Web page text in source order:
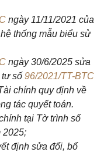
ngày 11/11/2021 của
thống mẫu biểu sử
ngày 30/6/2025 sửa
tư số 96/2021/TT-BTC
chính quy định về
tác quyết toán.
tại Tờ trình số
2025;
định sửa đổi, bổ